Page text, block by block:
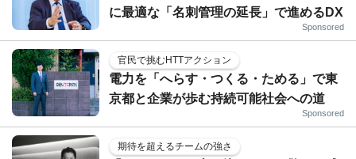
に最適な「名刺管理の延長」で進めるDX
Sponsored
官民で挑むHTTアクション
電力を「へらす・つくる・ためる」で東
京都と企業が歩む持続可能社会への道
Sponsored
期待を超えるチームの強さ